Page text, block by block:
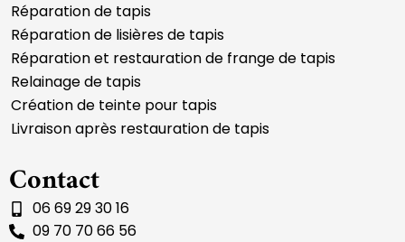
Réparation de tapis
Réparation de lisières de tapis
Réparation et restauration de frange de tapis
Relainage de tapis
Création de teinte pour tapis
Livraison après restauration de tapis
Contact
06 69 29 30 16
09 70 70 66 56